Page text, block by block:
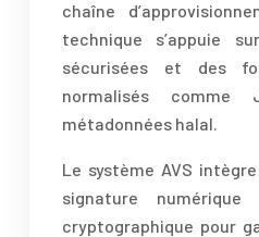
chaîne
technique s’appuie
sécurisées et des
normalisés comme
métadonnées halal.
Le système AVS
signature
cryptographique pour